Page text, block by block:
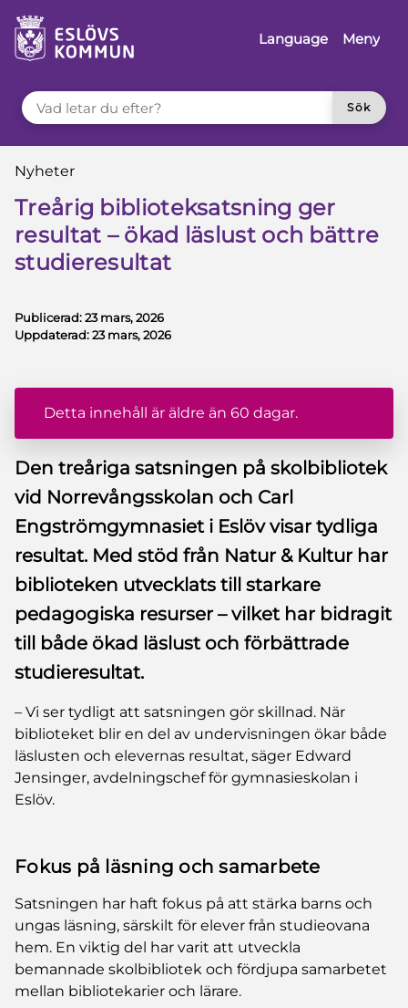
till innehåll
Language
Meny
VAD LETAR DU EFTER?
Sök
Du är här:
Nyheter
Treårig biblioteksatsning ger
resultat – ökad läslust och bättre
studieresultat
Publicerad:23 mars, 2026
Uppdaterad:23 mars, 2026
Detta innehåll är äldre än 60 dagar.
Den treåriga satsningen på skolbibliotek
vid Norrevångsskolan och Carl
Engströmgymnasiet i Eslöv visar tydliga
resultat. Med stöd från Natur & Kultur har
biblioteken utvecklats till starkare
pedagogiska resurser – vilket har bidragit
till både ökad läslust och förbättrade
studieresultat.
– Vi ser tydligt att satsningen gör skillnad. När
biblioteket blir en del av undervisningen ökar både
läslusten och elevernas resultat, säger Edward
Jensinger, avdelningschef för gymnasieskolan i
Eslöv.
Fokus på läsning och samarbete
Satsningen har haft fokus på att stärka barns och
ungas läsning, särskilt för elever från studieovana
hem. En viktig del har varit att utveckla
bemannade skolbibliotek och fördjupa samarbetet
mellan bibliotekarier och lärare.